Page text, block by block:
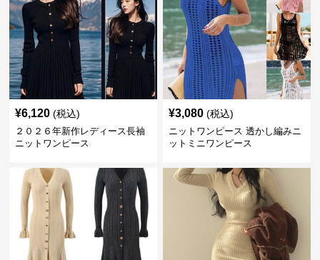
¥6,120 (税込)
２０２６年新作レディース長袖
ニットワンピース
¥3,080 (税込)
ニットワンピース 透かし編みニ
ットミニワンピース